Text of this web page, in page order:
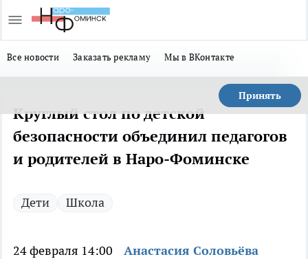
Все новости Заказать рекламу Мы в ВКонтакте
Принять
Круглый стол по детской
безопасности объединил педагогов
и родителей в Наро-Фоминске
Дети Школа
24 февраля 14:00 Анастасия Соловьёва